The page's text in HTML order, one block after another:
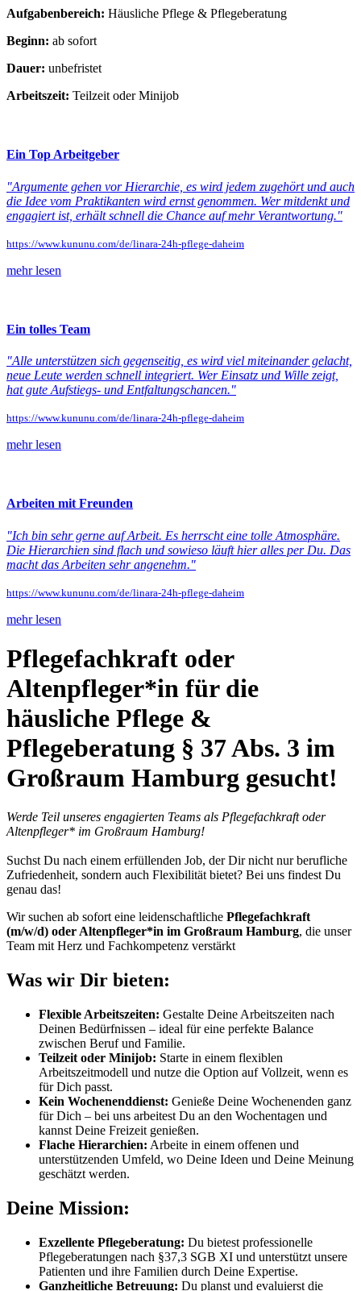
Aufgabenbereich: Häusliche Pflege & Pflegeberatung
Beginn: ab sofort
Dauer: unbefristet
Arbeitszeit: Teilzeit oder Minijob
Ein Top Arbeitgeber
"Argumente gehen vor Hierarchie, es wird jedem zugehört und auch
die Idee vom Praktikanten wird ernst genommen. Wer mitdenkt und
engagiert ist, erhält schnell die Chance auf mehr Verantwortung."
https://www.kununu.com/de/linara-24h-pflege-daheim
mehr lesen
Ein tolles Team
"Alle unterstützen sich gegenseitig, es wird viel miteinander gelacht,
neue Leute werden schnell integriert. Wer Einsatz und Wille zeigt,
hat gute Aufstiegs- und Entfaltungschancen."
https://www.kununu.com/de/linara-24h-pflege-daheim
mehr lesen
Arbeiten mit Freunden
"Ich bin sehr gerne auf Arbeit. Es herrscht eine tolle Atmosphäre.
Die Hierarchien sind flach und sowieso läuft hier alles per Du. Das
macht das Arbeiten sehr angenehm."
https://www.kununu.com/de/linara-24h-pflege-daheim
mehr lesen
Pflegefachkraft oder
Altenpfleger*in für die
häusliche Pflege &
Pflegeberatung § 37 Abs. 3 im
Großraum Hamburg gesucht!
Werde Teil unseres engagierten Teams als Pflegefachkraft oder
Altenpfleger* im Großraum Hamburg!
Suchst Du nach einem erfüllenden Job, der Dir nicht nur berufliche
Zufriedenheit, sondern auch Flexibilität bietet? Bei uns findest Du
genau das!
Wir suchen ab sofort eine leidenschaftliche Pflegefachkraft
(m/w/d) oder Altenpfleger*in im Großraum Hamburg, die unser
Team mit Herz und Fachkompetenz verstärkt
Was wir Dir bieten:
Flexible Arbeitszeiten: Gestalte Deine Arbeitszeiten nach
Deinen Bedürfnissen – ideal für eine perfekte Balance
zwischen Beruf und Familie.
Teilzeit oder Minijob: Starte in einem flexiblen
Arbeitszeitmodell und nutze die Option auf Vollzeit, wenn es
für Dich passt.
Kein Wochenenddienst: Genieße Deine Wochenenden ganz
für Dich – bei uns arbeitest Du an den Wochentagen und
kannst Deine Freizeit genießen.
Flache Hierarchien: Arbeite in einem offenen und
unterstützenden Umfeld, wo Deine Ideen und Deine Meinung
geschätzt werden.
Deine Mission:
Exzellente Pflegeberatung: Du bietest professionelle
Pflegeberatungen nach §37,3 SGB XI und unterstützt unsere
Patienten und ihre Familien durch Deine Expertise.
Ganzheitliche Betreuung: Du planst und evaluierst die